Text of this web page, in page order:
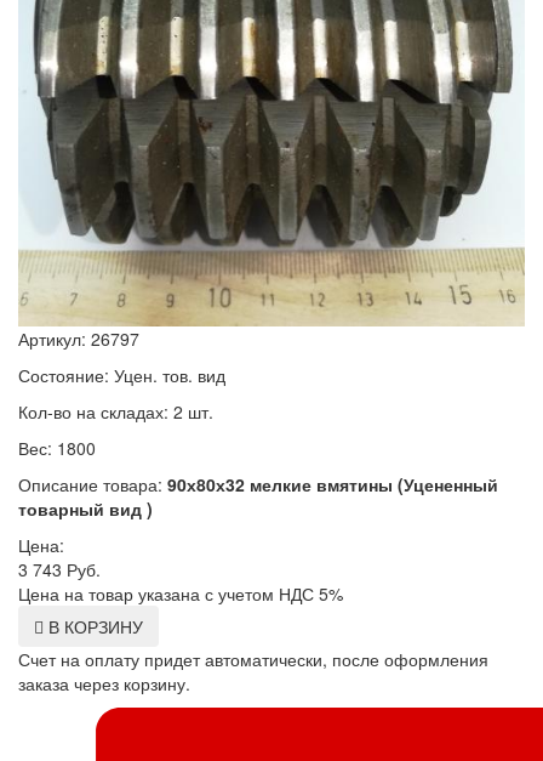
Артикул: 26797
Состояние: Уцен. тов. вид
Кол-во на складах: 2 шт.
Вес: 1800
Описание товара: 90х80х32 мелкие вмятины (Уцененный
товарный вид )
Цена:
3 743 Руб.
Цена на товар указана с учетом НДС 5%
В КОРЗИНУ
Счет на оплату придет автоматически, после оформления
заказа через корзину.